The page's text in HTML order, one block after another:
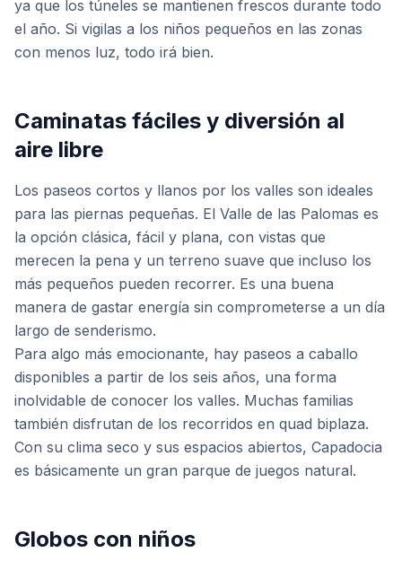
ya que los túneles se mantienen frescos durante todo
el año. Si vigilas a los niños pequeños en las zonas
con menos luz, todo irá bien.
Caminatas fáciles y diversión al
aire libre
Los paseos cortos y llanos por los valles son ideales
para las piernas pequeñas. El Valle de las Palomas es
la opción clásica, fácil y plana, con vistas que
merecen la pena y un terreno suave que incluso los
más pequeños pueden recorrer. Es una buena
manera de gastar energía sin comprometerse a un día
largo de senderismo.
Para algo más emocionante, hay paseos a caballo
disponibles a partir de los seis años, una forma
inolvidable de conocer los valles. Muchas familias
también disfrutan de los recorridos en quad biplaza.
Con su clima seco y sus espacios abiertos, Capadocia
es básicamente un gran parque de juegos natural.
Globos con niños